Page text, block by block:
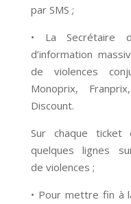
par SMS ;
• La Secrétaire
d’information
de violences
Monoprix,
Discount.
Sur chaque ticket
quelques lignes
de violences ;
• Pour mettre fin à